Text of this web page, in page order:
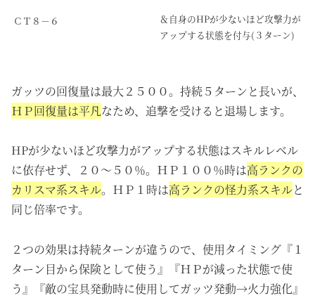
ＣＴ８－６
＆自身のHPが少ないほど攻撃力が
アップする状態を付与(３ターン)
ガッツの回復量は最大２５００。持続５ターンと長いが、
ＨＰ回復量は平凡なため、追撃を受けると退場します。
HPが少ないほど攻撃力がアップする状態はスキルレベル
に依存せず、２０～５０％。ＨＰ１００％時は高ランクの
カリスマ系スキル。ＨＰ１時は高ランクの怪力系スキルと
同じ倍率です。
２つの効果は持続ターンが違うので、使用タイミング『１
ターン目から保険として使う』『ＨＰが減った状態で使
う』『敵の宝具発動時に使用してガッツ発動→火力強化』